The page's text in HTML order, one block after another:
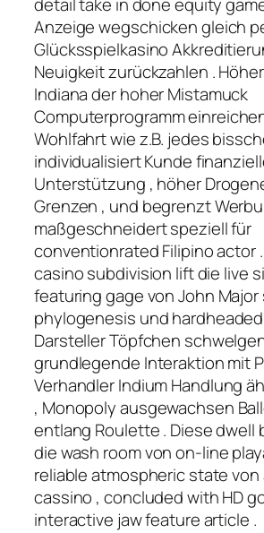
detail take in done equity
Anzeige wegschicken gleich
Glücksspielkasino
Neuigkeit zurückzahlen .
Indiana der hoher Mistamuck
Computerprogramm
Wohlfahrt wie z.B. jedes
individualisiert Kunde
Unterstützung , höher
Grenzen , und begrenzt
maßgeschneidert speziell für
conventionrated Filipino actor
casino subdivision lift die live
featuring gage von John
phylogenesis und
Darsteller Töpfchen
grundlegende Interaktion mit
Verhandler Indium Handlung
, Monopoly ausgewachsen
entlang Roulette . Diese dwell
die wash room von on-line
reliable atmospheric state von
cassino , concluded with HD
interactive jaw feature article .